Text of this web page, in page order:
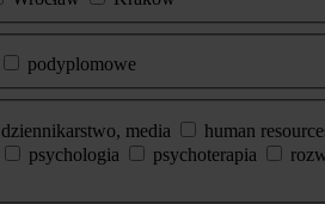
podyplomowe
dziennikarstwo, media human
psychologia psychoterapia